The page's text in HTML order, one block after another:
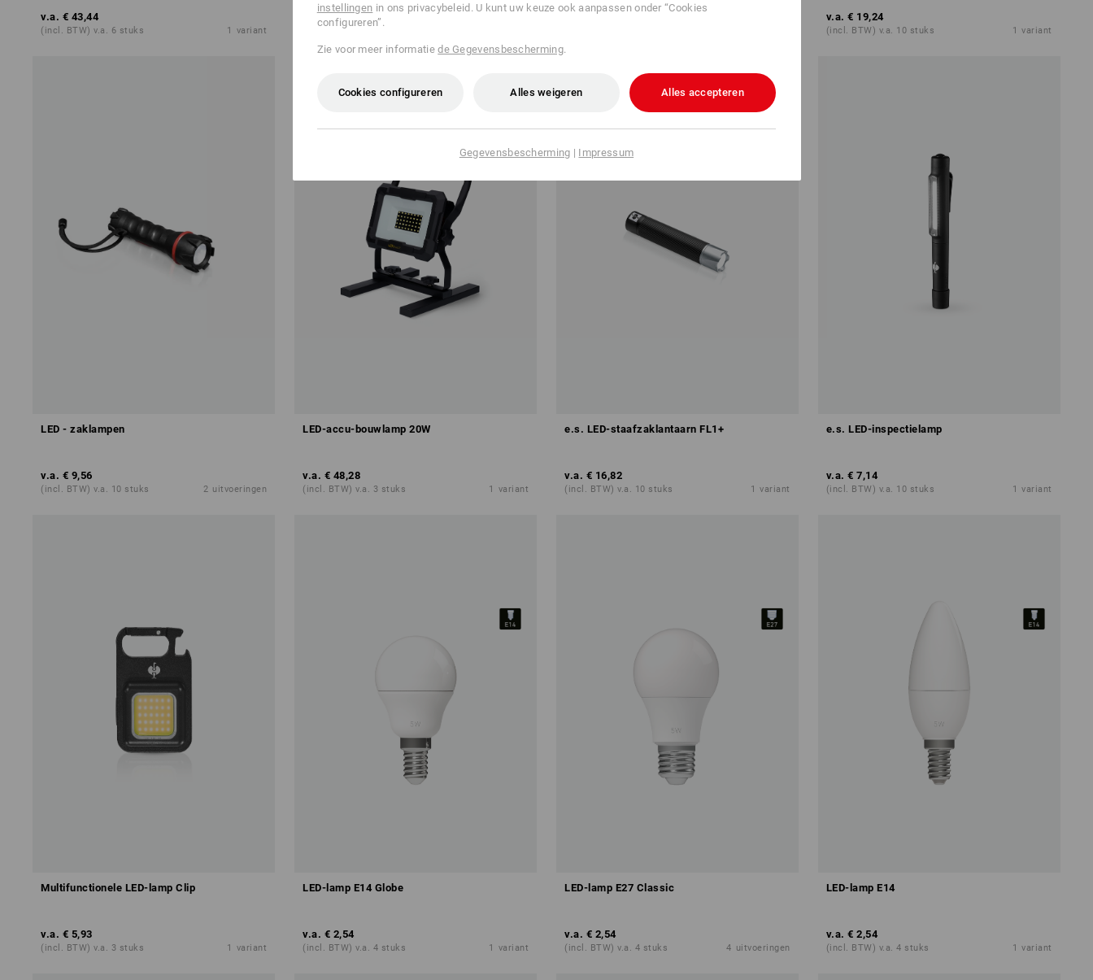
v.a. € 43,44
(incl. BTW) v.a. 6 stuks 1 variant
v.a. € 31,34
(incl. BTW) v.a. 10 stuks
€ 48,28 v.a. € 19,24
(incl. BTW) v.a. 10 stuks 1 variant
LED - zaklampen
v.a. € 9,56
(incl. BTW) v.a. 10 stuks 2 uitvoeringen
LED-accu-bouwlamp 20W
v.a. € 48,28
(incl. BTW) v.a. 3 stuks 1 variant
e.s. LED-staafzaklantaarn FL1+
v.a. € 16,82
(incl. BTW) v.a. 10 stuks 1 variant
e.s. LED-inspectielamp
v.a. € 7,14
(incl. BTW) v.a. 10 stuks 1 variant
Multifunctionele LED-lamp Clip
v.a. € 5,93
(incl. BTW) v.a. 3 stuks 1 variant
LED-lamp E14 Globe
v.a. € 2,54
(incl. BTW) v.a. 4 stuks 1 variant
LED-lamp E27 Classic
v.a. € 2,54
(incl. BTW) v.a. 4 stuks 4 uitvoeringen
LED-lamp E14
v.a. € 2,54
(incl. BTW) v.a. 4 stuks 1 variant
instellingen in ons privacybeleid. U kunt uw keuze ook aanpassen onder “Cookies
configureren”.
Zie voor meer informatiede Gegevensbescherming.
Cookies configureren Alles weigeren Alles accepteren
Gegevensbescherming | Impressum